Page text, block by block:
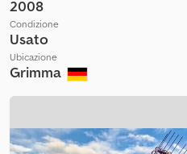
2008
Condizione
Usato
Ubicazione
Grimma